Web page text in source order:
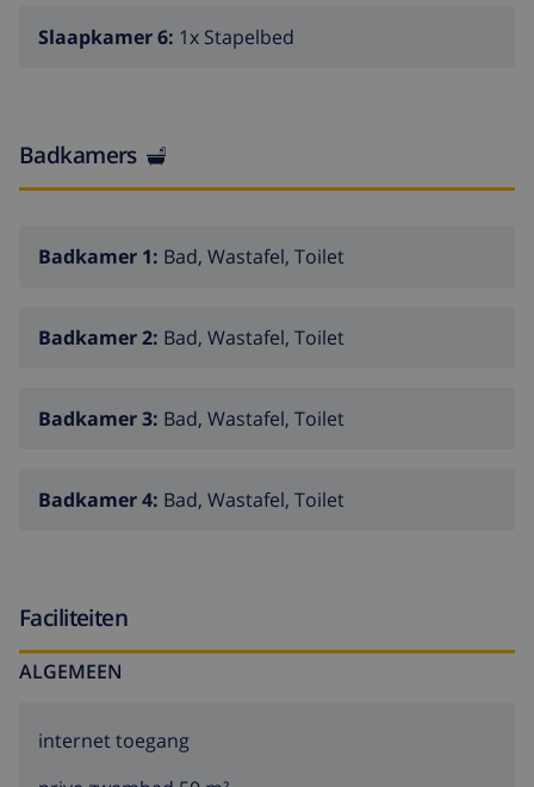
Slaapkamer 6: 1x Stapelbed
Badkamers
Badkamer 1: Bad, Wastafel, Toilet
Badkamer 2: Bad, Wastafel, Toilet
Badkamer 3: Bad, Wastafel, Toilet
Badkamer 4: Bad, Wastafel, Toilet
Faciliteiten
ALGEMEEN
internet toegang